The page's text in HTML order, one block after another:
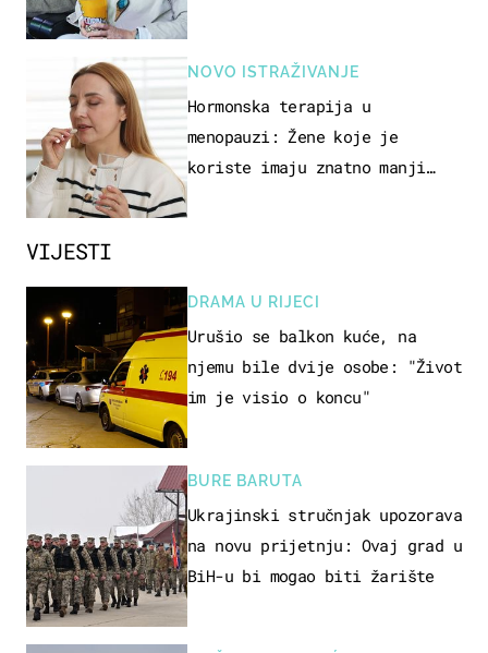
VIJESTI
DRAMA U RIJECI
Urušio se balkon kuće, na
njemu bile dvije osobe: "Život
im je visio o koncu"
BURE BARUTA
Ukrajinski stručnjak upozorava
na novu prijetnju: Ovaj grad u
BiH-u bi mogao biti žarište
NOVO ISTRAŽIVANJE
Hormonska terapija u
menopauzi: Žene koje je
koriste imaju znatno manji